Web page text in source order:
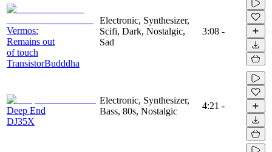
Vermos:
Remains out
of touch
TransistorBudddha
Electronic, Synthesizer,
Scifi, Dark, Nostalgic,
Sad
3:08 -
Deep End
DJ35X
Electronic, Synthesizer,
Bass, 80s, Nostalgic
4:21 -